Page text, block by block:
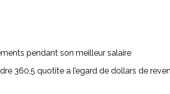
pendant son meilleur salaire
360,5 quotite a l’egard de dollars de